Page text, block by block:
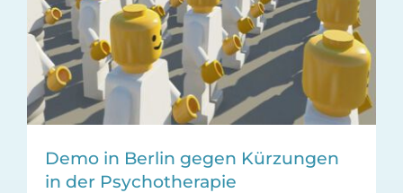
Demo in Berlin gegen Kürzungen
in der Psychotherapie